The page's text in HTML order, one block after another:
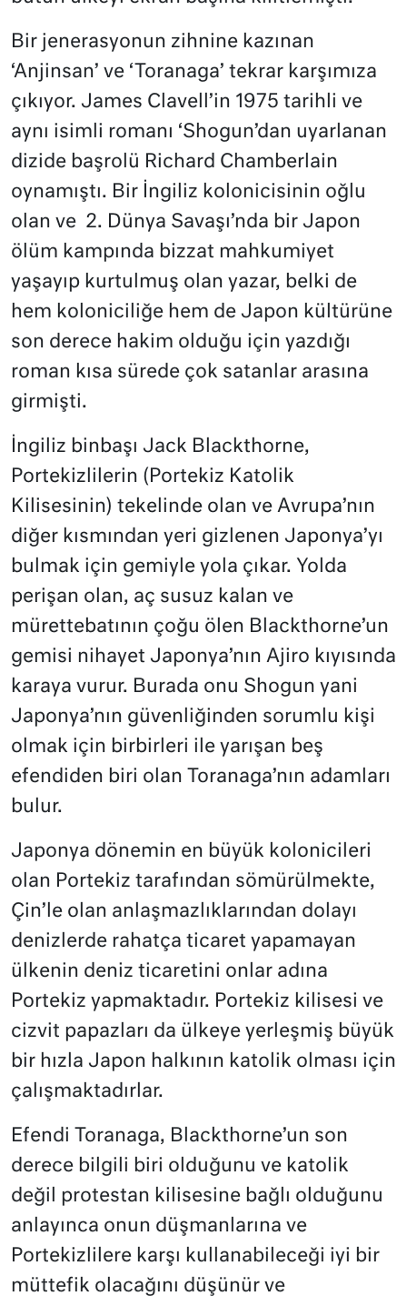
Bir jenerasyonun zihnine kazınan
‘Anjinsan’ ve ‘Toranaga’ tekrar karşımıza
çıkıyor. James Clavell’in 1975 tarihli ve
aynı isimli romanı ‘Shogun’dan uyarlanan
dizide başrolü Richard Chamberlain
oynamıştı. Bir İngiliz kolonicisinin oğlu
olan ve 2. Dünya Savaşı’nda bir Japon
ölüm kampında bizzat mahkumiyet
yaşayıp kurtulmuş olan yazar, belki de
hem koloniciliğe hem de Japon kültürüne
son derece hakim olduğu için yazdığı
roman kısa sürede çok satanlar arasına
girmişti.
İngiliz binbaşı Jack Blackthorne,
Portekizlilerin (Portekiz Katolik
Kilisesinin) tekelinde olan ve Avrupa’nın
diğer kısmından yeri gizlenen Japonya’yı
bulmak için gemiyle yola çıkar. Yolda
perişan olan, aç susuz kalan ve
mürettebatının çoğu ölen Blackthorne’un
gemisi nihayet Japonya’nın Ajiro kıyısında
karaya vurur. Burada onu Shogun yani
Japonya’nın güvenliğinden sorumlu kişi
olmak için birbirleri ile yarışan beş
efendiden biri olan Toranaga’nın adamları
bulur.
Japonya dönemin en büyük kolonicileri
olan Portekiz tarafından sömürülmekte,
Çin’le olan anlaşmazlıklarından dolayı
denizlerde rahatça ticaret yapamayan
ülkenin deniz ticaretini onlar adına
Portekiz yapmaktadır. Portekiz kilisesi ve
cizvit papazları da ülkeye yerleşmiş büyük
bir hızla Japon halkının katolik olması için
çalışmaktadırlar.
Efendi Toranaga, Blackthorne’un son
derece bilgili biri olduğunu ve katolik
değil protestan kilisesine bağlı olduğunu
anlayınca onun düşmanlarına ve
Portekizlilere karşı kullanabileceği iyi bir
müttefik olacağını düşünür ve